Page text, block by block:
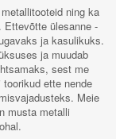
ning ka
Ettevõtte ülesanne -
ja kasulikuks.
ja muudab
sest me
ette nende
Meie
musta metalli